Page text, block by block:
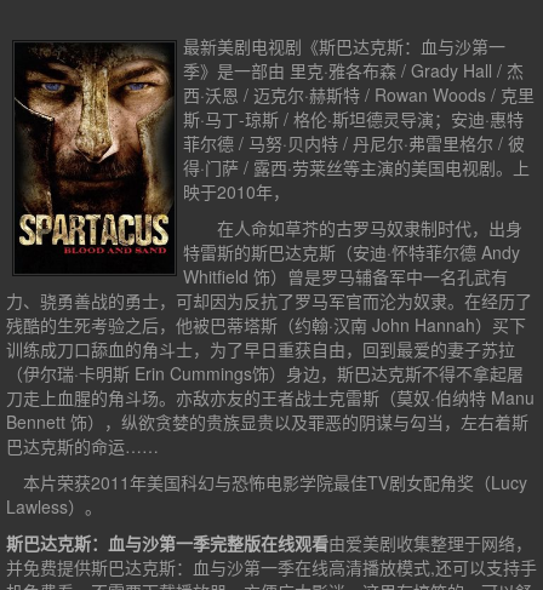
最新美剧电视剧《斯巴达克斯：血与沙第一
季》是一部由 里克·雅各布森 / Grady Hall / 杰
西·沃恩 / 迈克尔·赫斯特 / Rowan Woods / 克里
斯·马丁-琼斯 / 格伦·斯坦德灵导演；安迪·惠特
菲尔德 / 马努·贝内特 / 丹尼尔·弗雷里格尔 / 彼
得·门萨 / 露西·劳莱丝等主演的美国电视剧。上
映于2010年，
在人命如草芥的古罗马奴隶制时代，出身
特雷斯的斯巴达克斯（安迪·怀特菲尔德 Andy
Whitfield 饰）曾是罗马辅备军中一名孔武有
力、骁勇善战的勇士，可却因为反抗了罗马军官而沦为奴隶。在经历了
残酷的生死考验之后，他被巴蒂塔斯（约翰·汉南 John Hannah）买下
训练成刀口舔血的角斗士，为了早日重获自由，回到最爱的妻子苏拉
（伊尔瑞·卡明斯 Erin Cummings饰）身边，斯巴达克斯不得不拿起屠
刀走上血腥的角斗场。亦敌亦友的王者战士克雷斯（莫奴·伯纳特 Manu
Bennett 饰），纵欲贪婪的贵族显贵以及罪恶的阴谋与勾当，左右着斯
巴达克斯的命运……
本片荣获2011年美国科幻与恐怖电影学院最佳TV剧女配角奖（Lucy
Lawless）。
斯巴达克斯：血与沙第一季完整版在线观看由爱美剧收集整理于网络，
并免费提供斯巴达克斯：血与沙第一季在线高清播放模式,还可以支持手